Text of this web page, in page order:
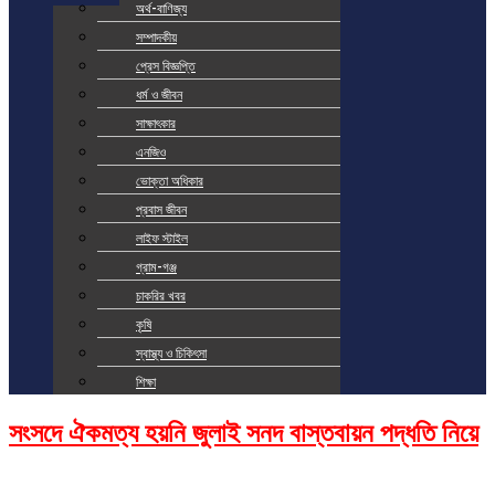
অর্থ-বাণিজ্য
সম্পাদকীয়
প্রেস বিজ্ঞপ্তি
ধর্ম ও জীবন
সাক্ষাৎকার
এনজিও
ভোক্তা অধিকার
প্রবাস জীবন
লাইফ স্টাইল
গ্রাম-গঞ্জ
চাকরির খবর
কৃষি
স্বাস্থ্য ও চিকিৎসা
শিক্ষা
সংসদে ঐকমত্য হয়নি জুলাই সনদ বাস্তবায়ন পদ্ধতি নিয়ে